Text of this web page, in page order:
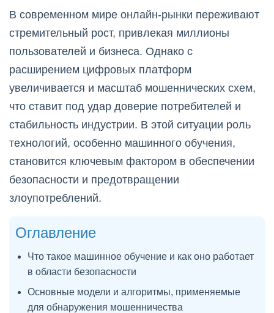
В современном мире онлайн-рынки переживают
стремительный рост, привлекая миллионы
пользователей и бизнеса. Однако с
расширением цифровых платформ
увеличивается и масштаб мошеннических схем,
что ставит под удар доверие потребителей и
стабильность индустрии. В этой ситуации роль
технологий, особенно машинного обучения,
становится ключевым фактором в обеспечении
безопасности и предотвращении
злоупотреблений.
Оглавление
Что такое машинное обучение и как оно работает
в области безопасности
Основные модели и алгоритмы, применяемые
для обнаружения мошенничества